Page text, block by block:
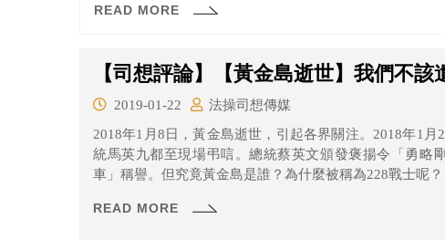
READ MORE
【司想評論】【黃金島逝世】我們不該
2019-01-22
法操司想傳媒
2018年1月8日，黃金島逝世，引起各界關注。2018年1
統馬英九都至現場弔唁。總統蔡英文頒發褒揚令「勇略
車」稱譽。但究竟黃金島是誰？為什麼被稱為228戰士呢？
READ MORE